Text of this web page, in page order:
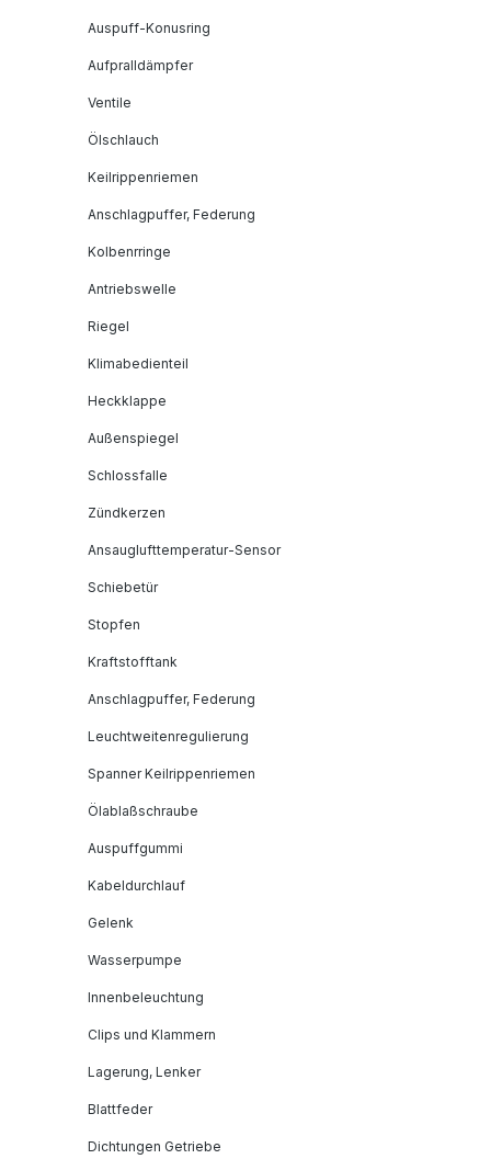
Auspuff-Konusring
Aufpralldämpfer
Ventile
Ölschlauch
Keilrippenriemen
Anschlagpuffer, Federung
Kolbenrringe
Antriebswelle
Riegel
Klimabedienteil
Heckklappe
Außenspiegel
Schlossfalle
Zündkerzen
Ansauglufttemperatur-Sensor
Schiebetür
Stopfen
Kraftstofftank
Anschlagpuffer, Federung
Leuchtweitenregulierung
Spanner Keilrippenriemen
Ölablaßschraube
Auspuffgummi
Kabeldurchlauf
Gelenk
Wasserpumpe
Innenbeleuchtung
Clips und Klammern
Lagerung, Lenker
Blattfeder
Dichtungen Getriebe